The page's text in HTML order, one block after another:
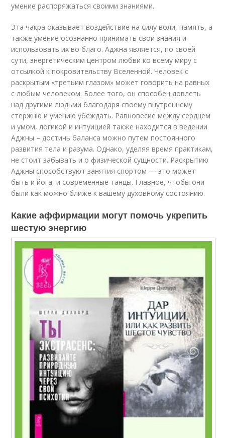
умение распоряжаться своими знаниями.
Эта чакра оказывает воздействие на силу воли, память, а
также умение осознанно принимать свои знания и
использовать их во благо. Аджна является, по своей
сути, энергетическим центром любви ко всему миру с
отсылкой к покровительству Вселенной. Человек с
раскрытым «третьим глазом» может говорить на равных
с любым человеком. Более того, он способен довлеть
над другими людьми благодаря своему внутреннему
стержню и умению убеждать. Равновесие между сердцем
и умом, логикой и интуицией также находится в ведении
Аджны – достичь баланса можно путем постоянного
развития тела и разума. Однако, уделяя время практикам,
не стоит забывать и о физической сущности. Раскрытию
Аджны способствуют занятия спортом — это может
быть и йога, и современные танцы. Главное, чтобы они
были как можно ближе к вашему духовному состоянию.
Какие аффирмации могут помочь укрепить
шестую энергию